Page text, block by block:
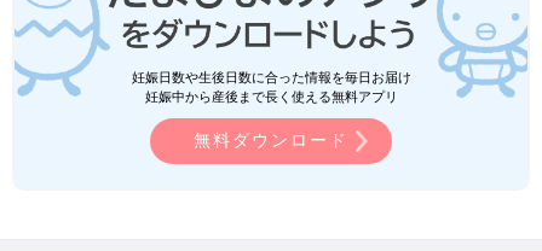
妊娠日数や生後日数に合った情報を毎日お届け
妊娠中から産後まで長く使える無料アプリ
無料ダウンロード